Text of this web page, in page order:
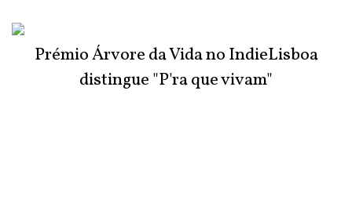
Prémio Árvore da Vida no IndieLisboa
distingue "P'ra que vivam"